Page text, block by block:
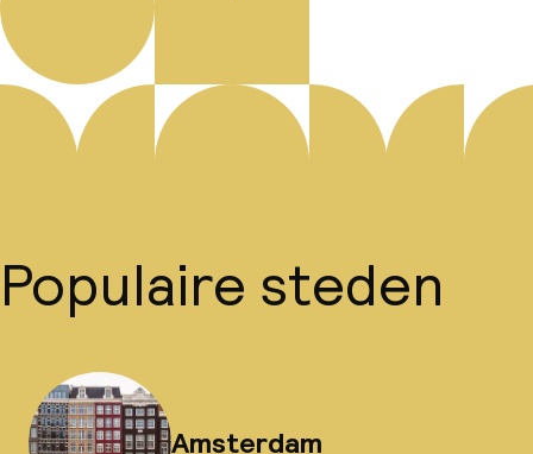
Populaire steden
Amsterdam